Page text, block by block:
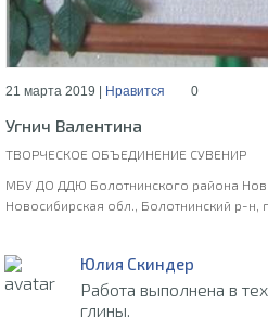
21 марта 2019 | Нравится 0
Угнич Валентина
ТВОРЧЕСКОЕ ОБЪЕДИНЕНИЕ СУВЕНИР
МБУ ДО ДДЮ Болотнинского района
Новосибирская обл., Болотнинский р-н,
Юлия Скиндер
Работа выполнена в
глины.